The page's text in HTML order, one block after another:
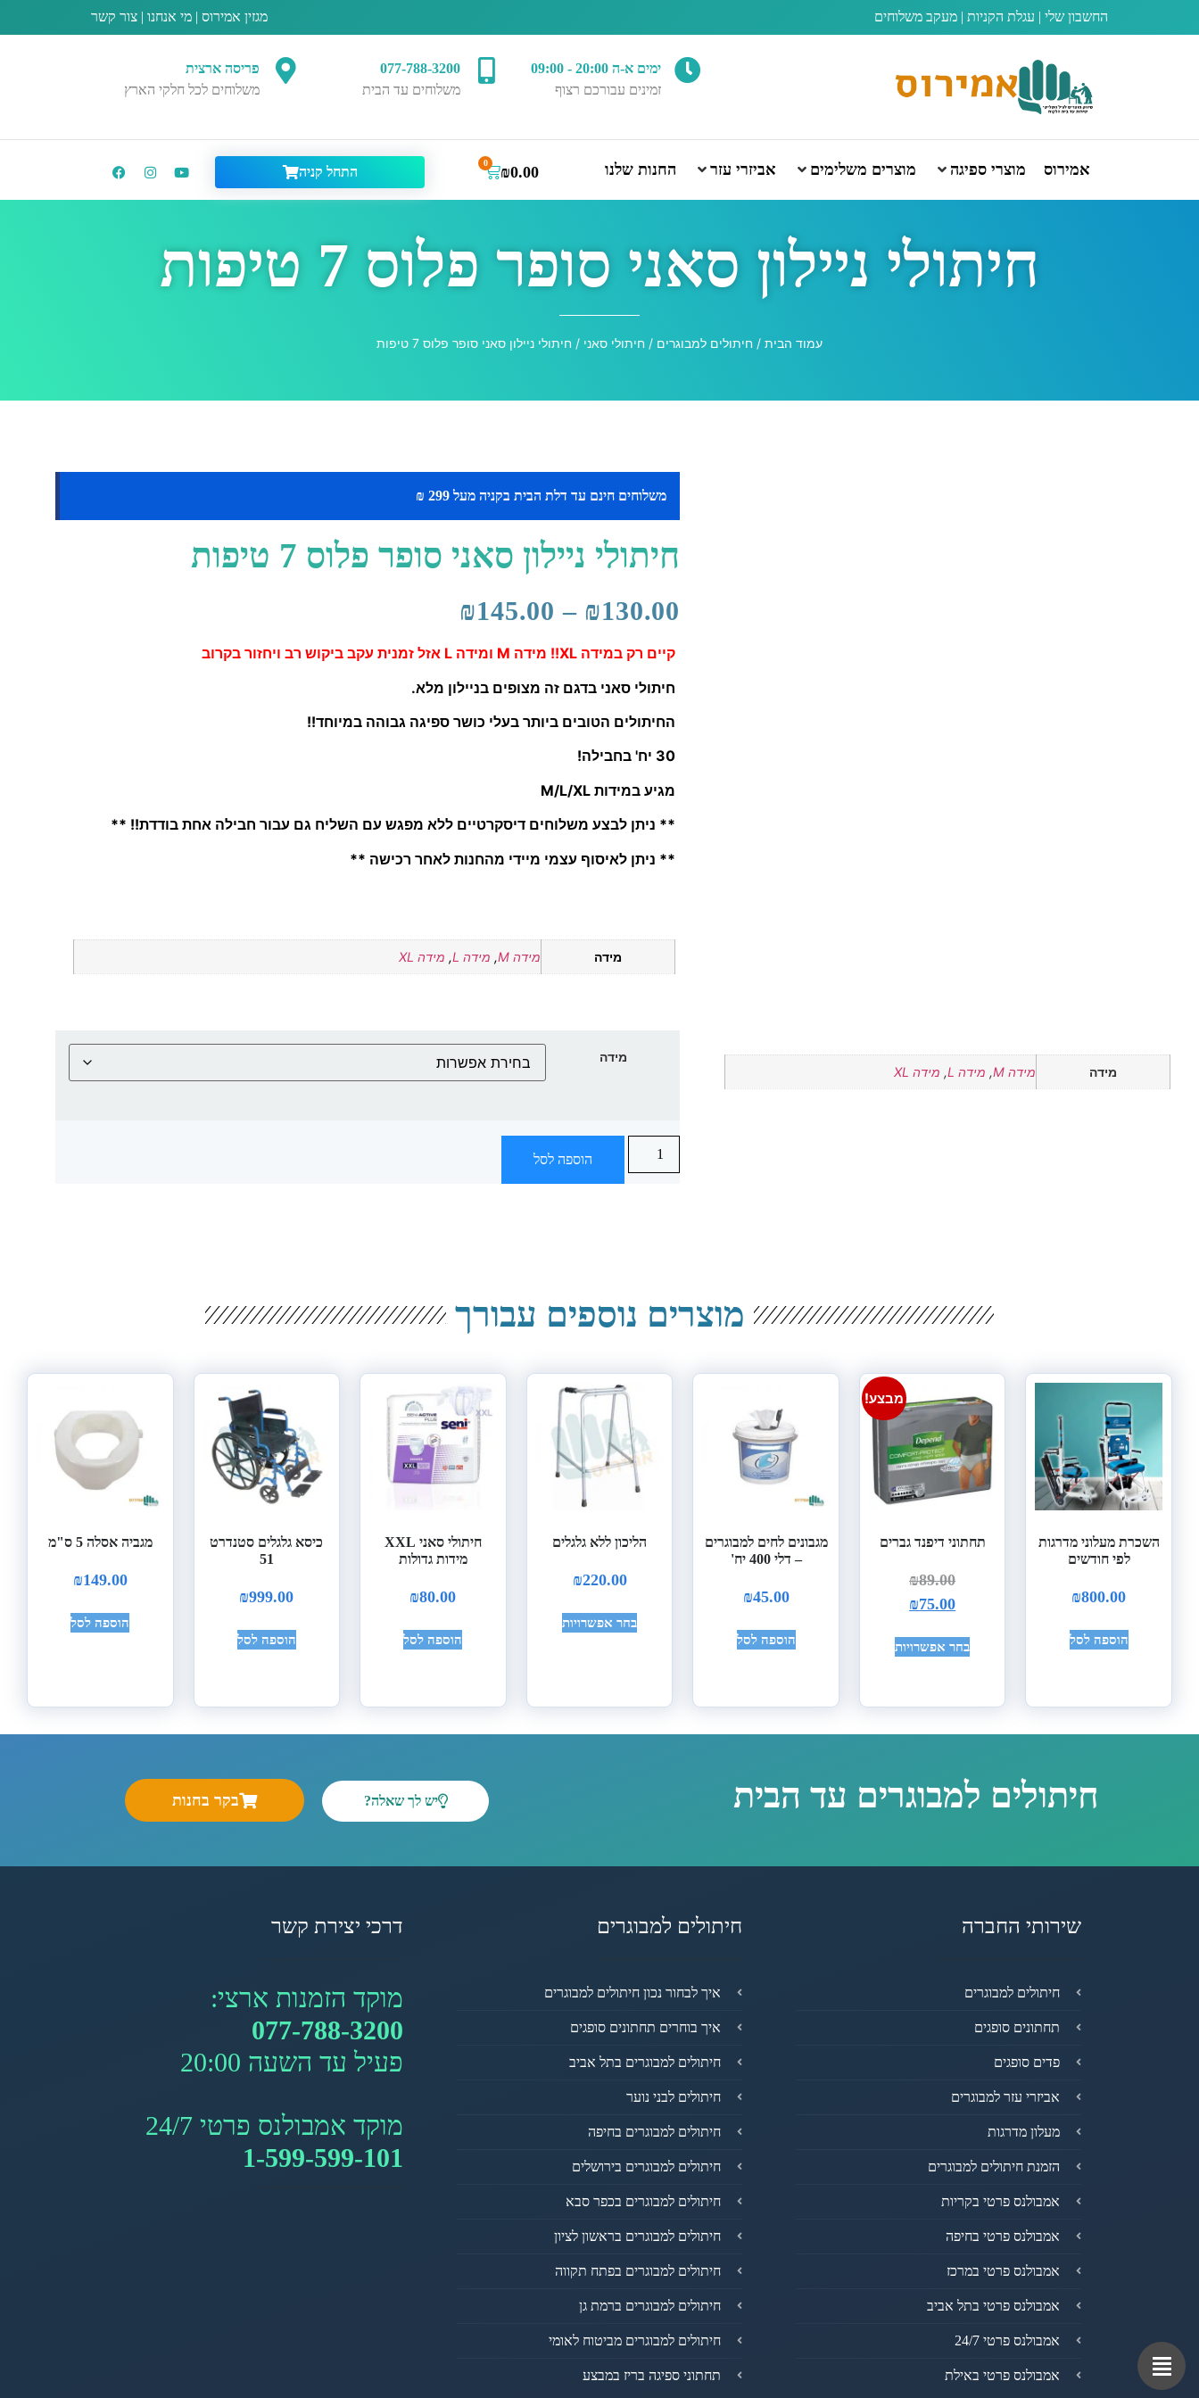
החשבון שלי | עגלת הקניות | מעקב משלוחים מגזין אמירוס | מי אנחנו | צור קשר
ימים א-ה 20:00 - 09:00
זמינים עבורכם רצוף
077-788-3200
משלוחים עד הבית
פריסה ארצית
משלוחים לכל חלקי הארץ
אמירוס מוצרי ספיגה מוצרים משלימים אביזרי עזר החנות שלנו ₪0.00
0
התחל קניה
חיתולי ניילון סאני סופר פלוס 7 טיפות
עמוד הבית / חיתולים למבוגרים / חיתולי סאני / חיתולי ניילון סאני סופר פלוס 7 טיפות
מידה מידה M , מידה L , מידה XL
משלוחים חינם עד דלת הבית בקניה מעל 299 ₪
חיתולי ניילון סאני סופר פלוס 7 טיפות
₪130.00
–
₪145.00
קיים רק במידה XL!! מידה M ומידה L אזל זמנית עקב ביקוש רב ויחזור בקרוב
חיתולי סאני בדגם זה מצופים בניילון מלא.
החיתולים הטובים ביותר בעלי כושר ספיגה גבוהה במיוחד!!
30 יח' בחבילה!
מגיע במידות M/L/XL
** ניתן לבצע משלוחים דיסקרטיים ללא מפגש עם השליח גם עבור חבילה אחת בודדת!! **
** ניתן לאיסוף עצמי מיידי מהחנות לאחר רכישה **
מידה מידה M , מידה L , מידה XL
מידה
הוספה לסל
מוצרים נוספים עבורך
השכרת מעלוני מדרגות
לפי חודשים
₪800.00
הוספה לסל
מבצע!
תחתוני דיפנד גברים
₪89.00
₪75.00
בחר אפשרויות
מגבונים לחים למבוגרים
– דלי 400 יח'
₪45.00
הוספה לסל
הליכון ללא גלגלים
₪220.00
בחר אפשרויות
חיתולי סאני XXL
מידות גדולות
₪80.00
הוספה לסל
כיסא גלגלים סטנדרט
51
₪999.00
הוספה לסל
מגביה אסלה 5 ס"מ
₪149.00
הוספה לסל
חיתולים למבוגרים עד הבית יש לך שאלה? בקר בחנות
שירותי החברה
חיתולים למבוגרים
תחתונים סופגים
פדים סופגים
אביזרי עזר למבוגרים
מעלון מדרגות
הזמנת חיתולים למבוגרים
אמבולנס פרטי בקריות
אמבולנס פרטי בחיפה
אמבולנס פרטי במרכז
אמבולנס פרטי בתל אביב
אמבולנס פרטי 24/7
אמבולנס פרטי באילת
חיתולים למבוגרים
איך לבחור נכון חיתולים למבוגרים
איך בוחרים תחתונים סופגים
חיתולים למבוגרים בתל אביב
חיתולים לבני נוער
חיתולים למבוגרים בחיפה
חיתולים למבוגרים בירושלים
חיתולים למבוגרים בכפר סבא
חיתולים למבוגרים בראשון לציון
חיתולים למבוגרים בפתח תקווה
חיתולים למבוגרים ברמת גן
חיתולים למבוגרים מביטוח לאומי
תחתוני ספיגה בריז במבצע
דרכי יצירת קשר
מוקד הזמנות ארצי:
077-788-3200
פעיל עד השעה 20:00
מוקד אמבולנס פרטי 24/7
1-599-599-101